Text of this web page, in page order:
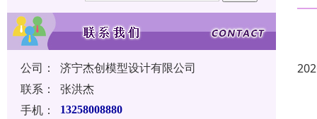
公司：
济宁杰创模型设计有限公司
联系：
张洪杰
手机：
13258008880